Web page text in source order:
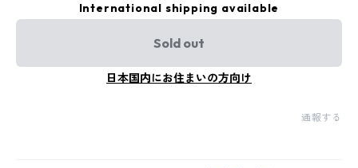
International shipping available
Sold out
日本国内にお住まいの方向け
通報する